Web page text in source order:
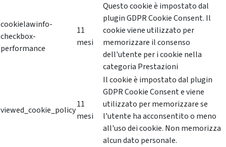
cookielawinfo-
checkbox-
performance
11
mesi
Questo cookie è impostato dal
plugin GDPR Cookie Consent. Il
cookie viene utilizzato per
memorizzare il consenso
dell'utente per i cookie nella
categoria Prestazioni
viewed_cookie_policy
11
mesi
Il cookie è impostato dal plugin
GDPR Cookie Consent e viene
utilizzato per memorizzare se
l'utente ha acconsentito o meno
all'uso dei cookie. Non memorizza
alcun dato personale.